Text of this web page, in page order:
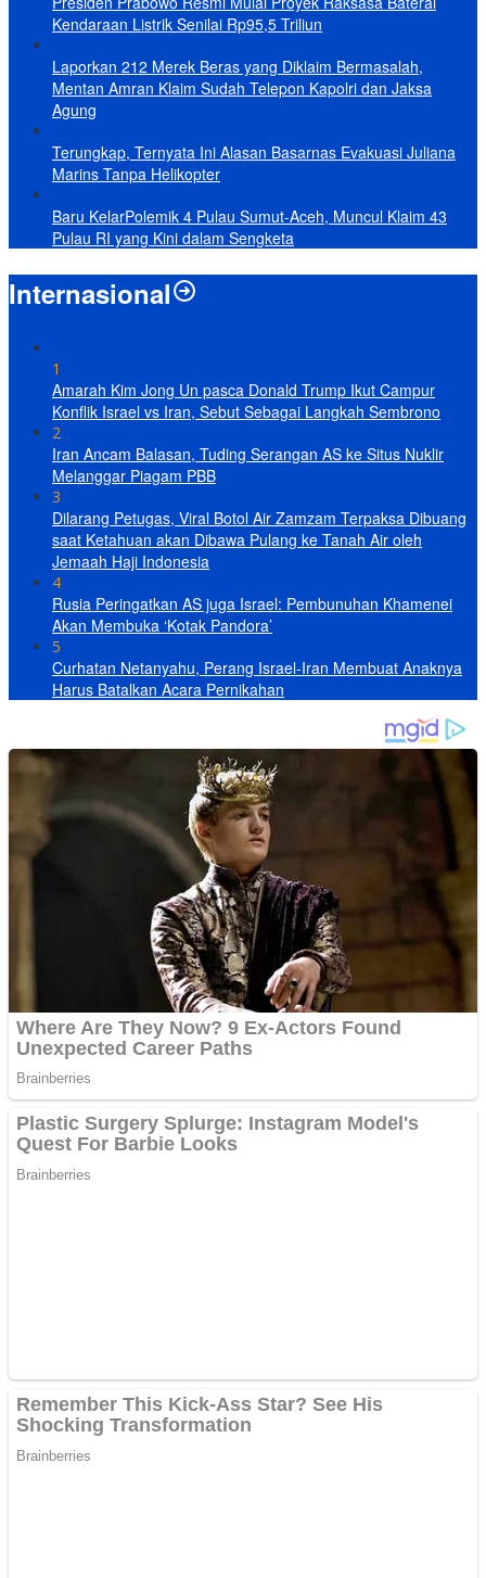
Kendaraan Listrik Senilai Rp95,5 Triliun
Laporkan 212 Merek Beras yang Diklaim Bermasalah,
Mentan Amran Klaim Sudah Telepon Kapolri dan Jaksa
Agung
Terungkap, Ternyata Ini Alasan Basarnas Evakuasi Juliana
Marins Tanpa Helikopter
Baru KelarPolemik 4 Pulau Sumut-Aceh, Muncul Klaim 43
Pulau RI yang Kini dalam Sengketa
Internasional
1
Amarah Kim Jong Un pasca Donald Trump Ikut Campur
Konflik Israel vs Iran, Sebut Sebagai Langkah Sembrono
2
Iran Ancam Balasan, Tuding Serangan AS ke Situs Nuklir
Melanggar Piagam PBB
3
Dilarang Petugas, Viral Botol Air Zamzam Terpaksa Dibuang
saat Ketahuan akan Dibawa Pulang ke Tanah Air oleh
Jemaah Haji Indonesia
4
Rusia Peringatkan AS juga Israel: Pembunuhan Khamenei
Akan Membuka ‘Kotak Pandora’
5
Curhatan Netanyahu, Perang Israel-Iran Membuat Anaknya
Harus Batalkan Acara Pernikahan